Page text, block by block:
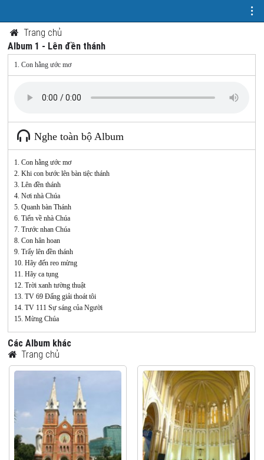
Trang chủ
Album 1 - Lên đền thánh
1. Con hằng ước mơ
Nghe toàn bộ Album
1. Con hằng ước mơ
2. Khi con bước lên bàn tiệc thánh
3. Lên đền thánh
4. Nơi nhà Chúa
5. Quanh bàn Thánh
6. Tiến về nhà Chúa
7. Trước nhan Chúa
8. Con hân hoan
9. Trẩy lên đền thánh
10. Hãy đến reo mừng
11. Hãy ca tụng
12. Trời xanh tường thuật
13. TV 69 Đấng giải thoát tôi
14. TV 111 Sự sáng của Người
15. Mừng Chúa
Các Album khác
Trang chủ